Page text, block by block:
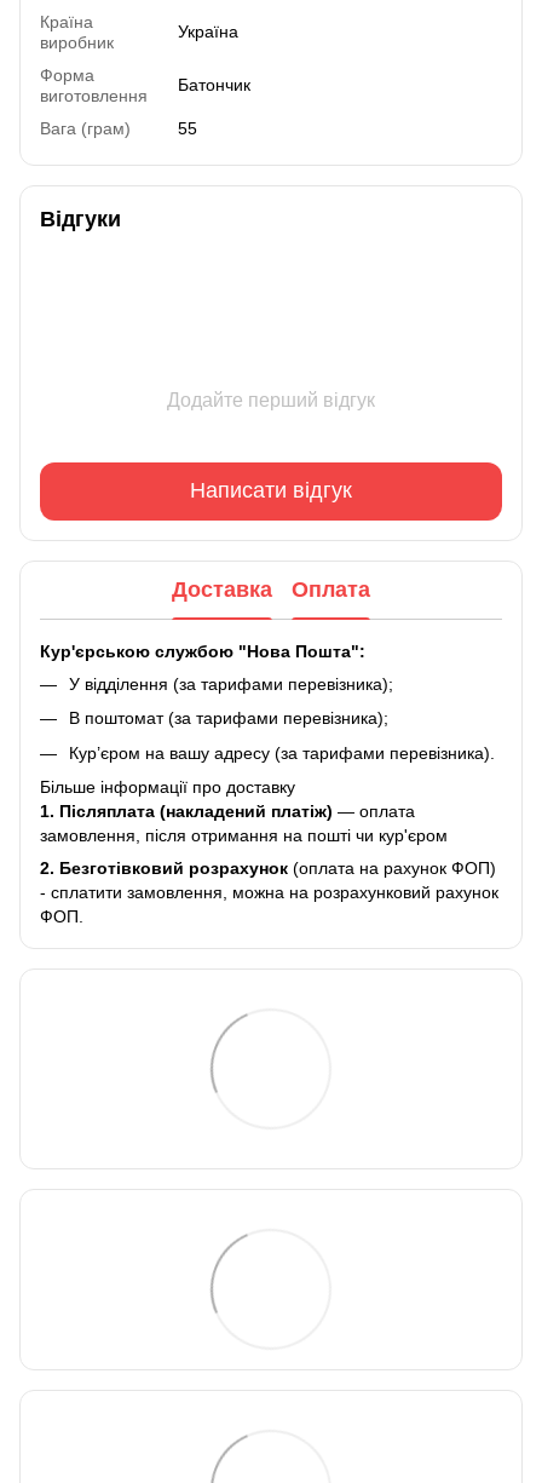
Країна
виробник
Україна
Форма
виготовлення
Батончик
Вага (грам) 55
Відгуки
Додайте перший відгук
Написати відгук
Доставка Оплата
Кур'єрською службою "Нова Пошта":
У відділення (за тарифами перевізника);
В поштомат (за тарифами перевізника);
Кур’єром на вашу адресу (за тарифами перевізника).
Більше інформації про доставку
1. Післяплата (накладений платіж) — оплата
замовлення, після отримання на пошті чи кур'єром
2. Безготівковий розрахунок (оплата на рахунок ФОП)
- сплатити замовлення, можна на розрахунковий рахунок
ФОП.